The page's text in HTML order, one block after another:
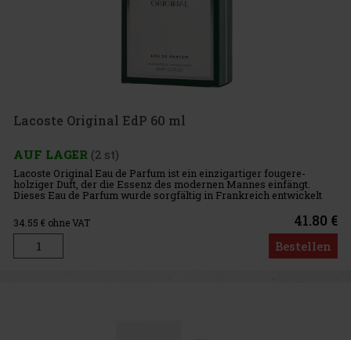
Lacoste Original EdP 60 ml
AUF LAGER (2 st)
Lacoste Original Eau de Parfum ist ein einzigartiger fougere-
holziger Duft, der die Essenz des modernen Mannes einfängt.
Dieses Eau de Parfum wurde sorgfältig in Frankreich entwickelt
und liefert einen anspruchsvollen und süchtig machenden Duft,
perf
34.55 € ohne VAT 41.80 €
Bestellen